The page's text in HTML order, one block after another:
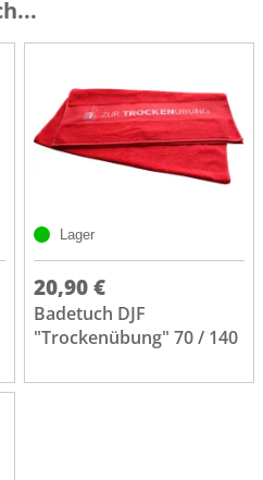
Lager
20,90 €
Badetuch DJF
"Trockenübung" 70 / 140